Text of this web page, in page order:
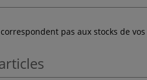
pas aux stocks de